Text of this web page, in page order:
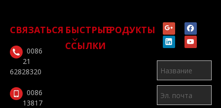
СВЯЗАТЬСЯ
0086
21
62828320
0086
13817
БЫСТРЫЕ
ССЫЛКИ
ПРОДУКТЫ